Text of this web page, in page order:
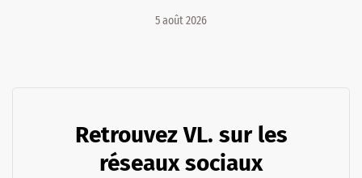
5 août 2026
Retrouvez VL. sur les
réseaux sociaux